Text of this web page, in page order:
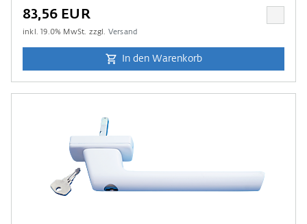
83,56 EUR
inkl.19.0% MwSt. zzgl. Versand
In den Warenkorb